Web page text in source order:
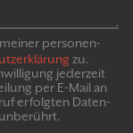
personen­
zu.
jeder­zeit
per E-Mail an
erfolgten Daten­